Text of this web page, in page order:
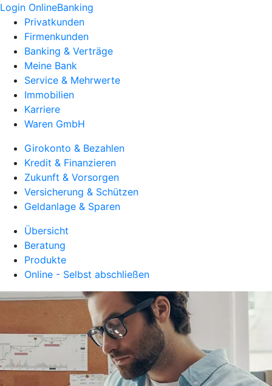
Login OnlineBanking
Privatkunden
Firmenkunden
Banking & Verträge
Meine Bank
Service & Mehrwerte
Immobilien
Karriere
Waren GmbH
Girokonto & Bezahlen
Kredit & Finanzieren
Zukunft & Vorsorgen
Versicherung & Schützen
Geldanlage & Sparen
Übersicht
Beratung
Produkte
Online - Selbst abschließen